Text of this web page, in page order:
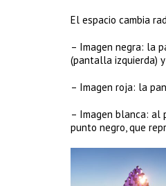
El espacio cambia
– Imagen negra: la
(pantalla izquierda)
– Imagen roja: la
– Imagen blanca: al
punto negro, que